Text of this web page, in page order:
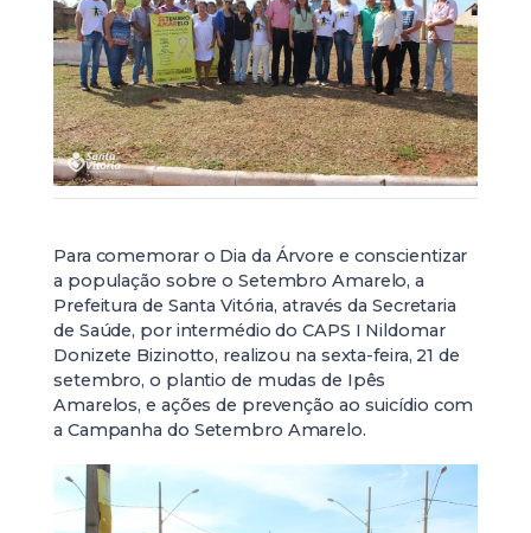
Para comemorar o Dia da Árvore e conscientizar
a população sobre o Setembro Amarelo, a
Prefeitura de Santa Vitória, através da Secretaria
de Saúde, por intermédio do CAPS I Nildomar
Donizete Bizinotto, realizou na sexta-feira, 21 de
setembro, o plantio de mudas de Ipês
Amarelos, e ações de prevenção ao suicídio com
a Campanha do Setembro Amarelo.